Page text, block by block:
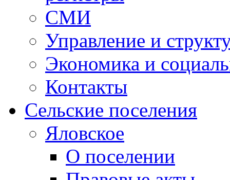
СМИ
Управление и
Экономика и
Контакты
Сельские поселения
Яловское
О поселении